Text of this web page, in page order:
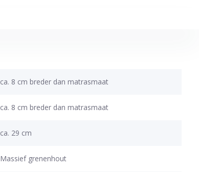
ca. 8 cm breder dan matrasmaat
ca. 8 cm breder dan matrasmaat
ca. 29 cm
Massief grenenhout